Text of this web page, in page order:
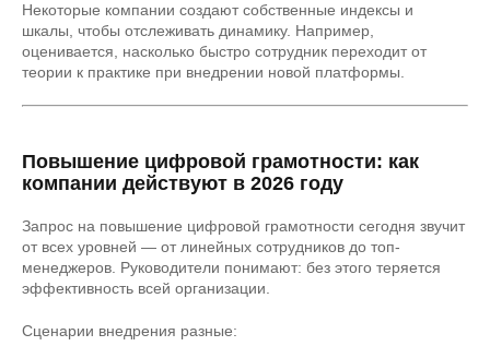
Некоторые компании создают собственные индексы и
шкалы, чтобы отслеживать динамику. Например,
оценивается, насколько быстро сотрудник переходит от
теории к практике при внедрении новой платформы.
Повышение цифровой грамотности: как
компании действуют в 2026 году
Запрос на повышение цифровой грамотности сегодня звучит
от всех уровней — от линейных сотрудников до топ-
менеджеров. Руководители понимают: без этого теряется
эффективность всей организации.
Сценарии внедрения разные: